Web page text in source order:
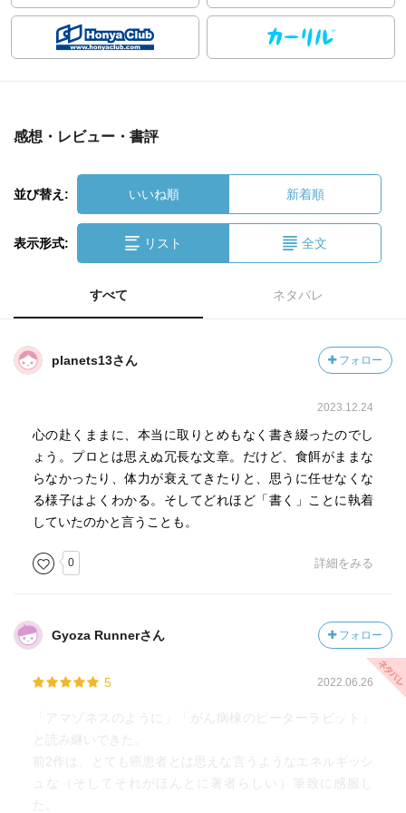
感想・レビュー・書評
並び替え: いいね順 新着順
表示形式: リスト 全文
すべて ネタバレ
planets13さん フォロー
2023.12.24
心の赴くままに、本当に取りとめもなく書き綴ったのでし
ょう。プロとは思えぬ冗長な文章。だけど、食餌がままな
らなかったり、体力が衰えてきたりと、思うに任せなくな
る様子はよくわかる。そしてどれほど「書く」ことに執着
していたのかと言うことも。
0 詳細をみる
Gyoza Runnerさん フォロー
5 2022.06.26
「アマゾネスのように」「がん病棟のピーターラビット」
と読み継いできた。
前2作は、とても癌患者とは思えな言うようなエネルギッシ
ュな（そしてそれがほんとに著者らしい）筆致に感服し
た。